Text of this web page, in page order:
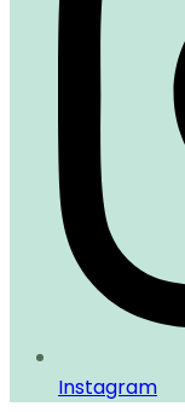
Instagram